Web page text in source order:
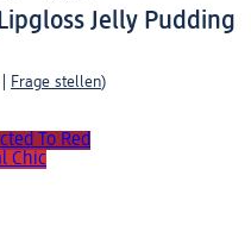
Jelly Pudding
Frage stellen)
To Red
Chic